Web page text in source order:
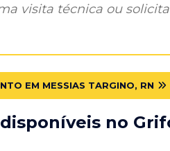
visita técnica ou
EM MESSIAS TARGINO, RN
no